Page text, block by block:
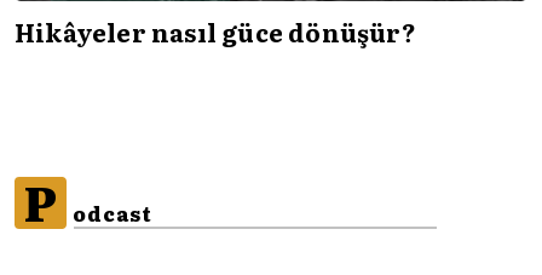
Hikâyeler nasıl güce dönüşür?
P odcast